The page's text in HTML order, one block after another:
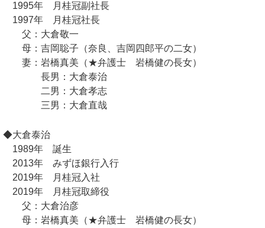
1995年 月桂冠副社長
1997年 月桂冠社長
父：大倉敬一
母：吉岡聡子（奈良、吉岡四郎平の二女）
妻：岩橋真美（★弁護士 岩橋健の長女）
長男：大倉泰治
二男：大倉孝志
三男：大倉直哉
◆大倉泰治
1989年 誕生
2013年 みずほ銀行入行
2019年 月桂冠入社
2019年 月桂冠取締役
父：大倉治彦
母：岩橋真美（★弁護士 岩橋健の長女）